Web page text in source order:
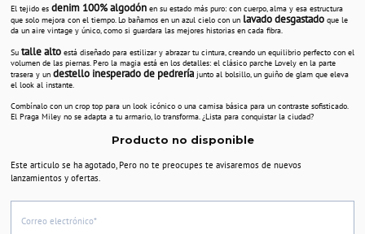
El tejido es denim 100% algodón en su estado más puro: con cuerpo, alma y esa estructura
que solo mejora con el tiempo. Lo bañamos en un azul cielo con un lavado desgastado que le
da un aire vintage y único, como si guardara las mejores historias en cada fibra.
Su talle alto está diseñado para estilizar y abrazar tu cintura, creando un equilibrio perfecto con el
volumen de las piernas. Pero la magia está en los detalles: el clásico parche Lovely en la parte
trasera y un destello inesperado de pedrería junto al bolsillo, un guiño de glam que eleva
el look al instante.
Combínalo con un crop top para un look icónico o una camisa básica para un contraste sofisticado.
El Praga Miley no se adapta a tu armario, lo transforma. ¿Lista para conquistar la ciudad?
Producto no disponible
Este articulo se ha agotado, Pero no te preocupes te avisaremos de nuevos
lanzamientos y ofertas.
Correo electrónico*